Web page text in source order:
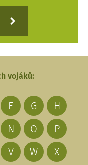
vojáků:
F G
H
N O
P
V W
X